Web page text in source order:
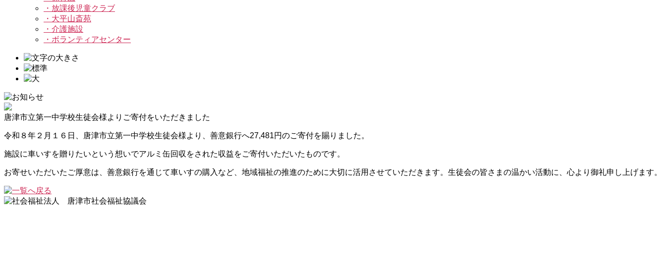
・放課後児童クラブ
・大平山斎苑
・介護施設
・ボランティアセンター
唐津市立第一中学校生徒会様よりご寄付をいただきました
令和８年２月１６日、唐津市立第一中学校生徒会様より、善意銀行へ27,481円のご寄付を賜りました。
施設に車いすを贈りたいという想いでアルミ缶回収をされた収益をご寄付いただいたものです。
お寄せいただいたご厚意は、善意銀行を通じて車いすの購入など、地域福祉の推進のために大切に活用させていただきます。生徒会の皆さまの温かい活動に、心より御礼申し上げます。